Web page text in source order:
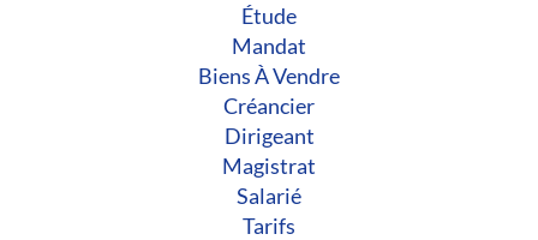
Étude
Mandat
Biens À Vendre
Créancier
Dirigeant
Magistrat
Salarié
Tarifs